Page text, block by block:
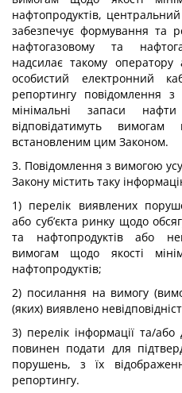
нафтопродуктів,
забезпечує формування та
нафтогазовому та
надсилає такому оператору
особистий електронний
репортингу повідомлення
мінімальні запаси
відповідатимуть
встановленим цим Законом.
3. Повідомлення з вимогою
Закону містить таку
1) перелік виявлених
або суб’єкта ринку щодо
та нафтопродуктів або
вимогам щодо якості
нафтопродуктів;
2) посилання на вимогу
(яких) виявлено
3) перелік інформації та/або
повинен подати для
порушень, з їх
репортингу.